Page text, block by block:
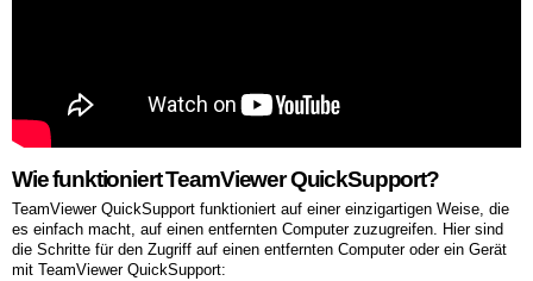
Wie funktioniert TeamViewer QuickSupport?
TeamViewer QuickSupport funktioniert auf einer einzigartigen Weise, die
es einfach macht, auf einen entfernten Computer zuzugreifen. Hier sind
die Schritte für den Zugriff auf einen entfernten Computer oder ein Gerät
mit TeamViewer QuickSupport: